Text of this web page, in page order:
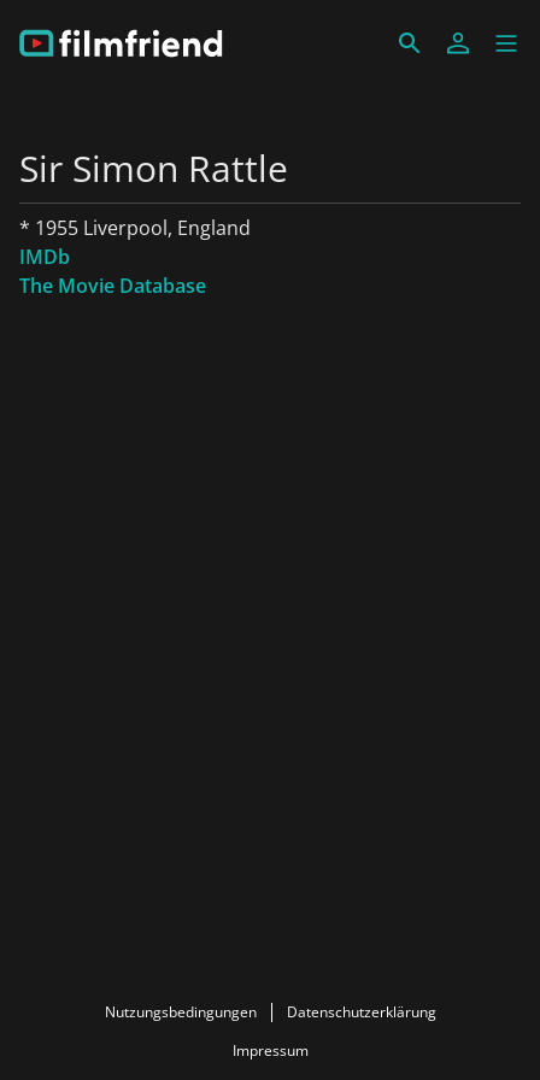
Sir Simon Rattle
* 1955 Liverpool, England
IMDb
The Movie Database
Nutzungsbedingungen
Datenschutzerklärung
Impressum